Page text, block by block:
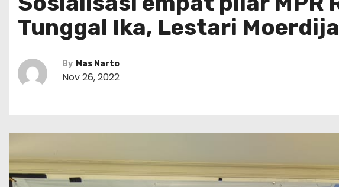
Tunggal Ika, Lestari
By Mas Narto
Nov 26, 2022